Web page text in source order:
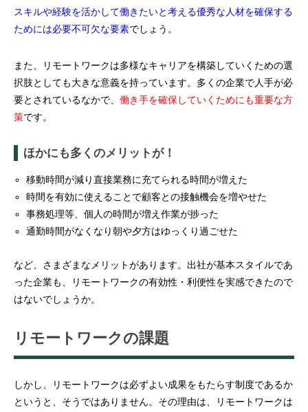
スキルや経験を活かして働きたいと考える優秀な人材を確保する
ためには必要不可欠な要素でしょう。
また、リモートワークは多様なキャリアを構築していくための選
択肢としても大きな意義を持っています。多くの企業で人手が必
要とされているなかで、 働き手を確保していくためにも重要な方
策です。
ほかにも多くのメリットが！
移動時間が減り直接業務に充てられる時間が増えた
時間を有効に使えることで顧客との接触機会を増やせた
事務処理等、個人の時間が増え作業が捗った
通勤時間がなくなり朝や夕方はゆっくり過ごせた
など、さまざまなメリットがあります。出社が基本スタイルであ
った企業も、リモートワークの有効性・利便性を実感できたので
はないでしょうか。
リモートワークの課題
しかし、リモートワークは必ずよい成果をもたらす制度であるか
というと、そうではありません。その理由は、リモートワークは